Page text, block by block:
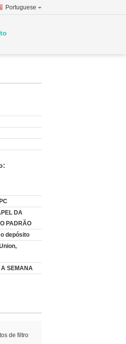
Portuguese
DA
PADRÃO
depósito
SEMANA
de filtro